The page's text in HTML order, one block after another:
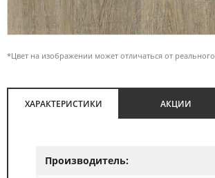
*Цвет на изображении может отличаться от реального
ХАРАКТЕРИСТИКИ АКЦИИ
Производитель: